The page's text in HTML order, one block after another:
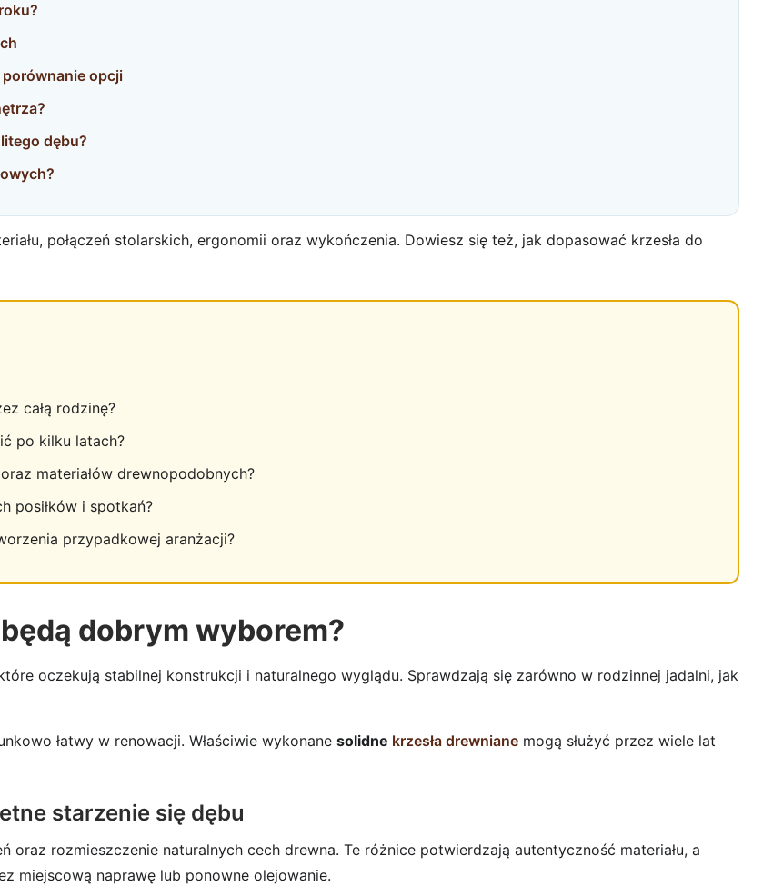
opcji
dębu?
połączeń stolarskich, ergonomii oraz wykończenia. Dowiesz się też, jak dopasować krzesła do
całą rodzinę?
po kilku latach?
materiałów drewnopodobnych?
posiłków i spotkań?
przypadkowej aranżacji?
dobrym wyborem?
oczekują stabilnej konstrukcji i naturalnego wyglądu. Sprawdzają się zarówno w rodzinnej jadalni, jak
łatwy w renowacji. Właściwie wykonane solidne krzesła drewniane mogą służyć przez wiele lat
starzenie się dębu
oraz rozmieszczenie naturalnych cech drewna. Te różnice potwierdzają autentyczność materiału, a
miejscową naprawę lub ponowne olejowanie.